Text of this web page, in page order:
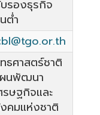
รองธุรกิจ
ต่ำ
ธศาสตร์ชาติ
นพัฒนา
รษฐกิจและ
คมแห่งชาติ